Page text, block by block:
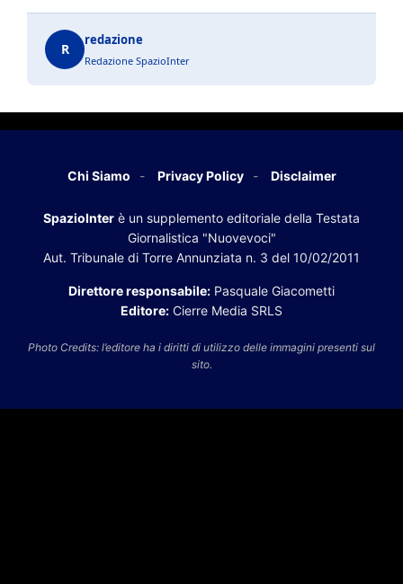
R
redazione
Redazione SpazioInter
Chi Siamo Privacy Policy Disclaimer
SpazioInter è un supplemento editoriale della Testata
Giornalistica "Nuovevoci"
Aut. Tribunale di Torre Annunziata n. 3 del 10/02/2011
Direttore responsabile: Pasquale Giacometti
Editore: Cierre Media SRLS
Photo Credits: l’editore ha i diritti di utilizzo delle immagini presenti sul
sito.